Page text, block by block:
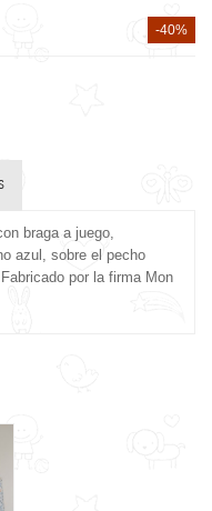
-40%
braga a juego,
azul, sobre el pecho
por la firma Mon